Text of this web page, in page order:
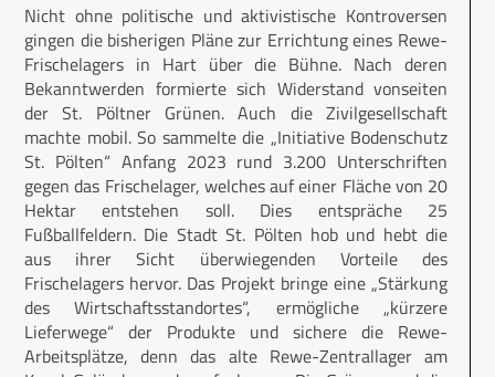
Nicht ohne politische und aktivistische Kontroversen
gingen die bisherigen Pläne zur Errichtung eines Rewe-
Frischelagers in Hart über die Bühne. Nach deren
Bekanntwerden formierte sich Widerstand vonseiten
der St. Pöltner Grünen. Auch die Zivilgesellschaft
machte mobil. So sammelte die „Initiative Bodenschutz
St. Pölten“ Anfang 2023 rund 3.200 Unterschriften
gegen das Frischelager, welches auf einer Fläche von 20
Hektar entstehen soll. Dies entspräche 25
Fußballfeldern. Die Stadt St. Pölten hob und hebt die
aus ihrer Sicht überwiegenden Vorteile des
Frischelagers hervor. Das Projekt bringe eine „Stärkung
des Wirtschaftsstandortes“, ermögliche „kürzere
Lieferwege“ der Produkte und sichere die Rewe-
Arbeitsplätze, denn das alte Rewe-Zentrallager am